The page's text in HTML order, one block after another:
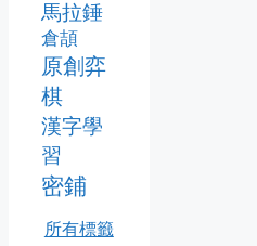
馬拉錘
倉頡
原創弈
棋
漢字學
習
密鋪
所有標籤